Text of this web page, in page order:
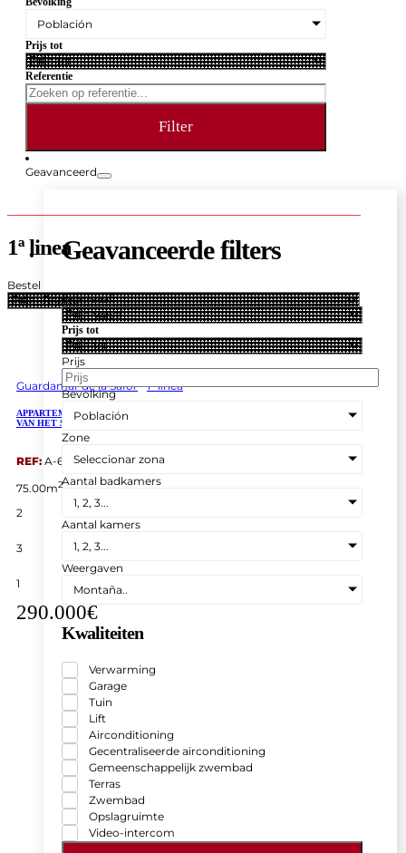
Población
Prijs tot
Referentie
Filter
Geavanceerd
Geavanceerde filters
Prijs vanaf
Prijs tot
Prijs
Bevolking
Población
Zone
Seleccionar zona
Aantal badkamers
1, 2, 3...
Aantal kamers
1, 2, 3...
Weergaven
Montaña..
Kwaliteiten
Verwarming
Garage
Tuin
Lift
Airconditioning
Gecentraliseerde airconditioning
Gemeenschappelijk zwembad
Terras
Zwembad
Opslagruimte
Video-intercom
1ª linea
Bestel
Guardamar de la Safor 1ª linea
APPARTEMENT MET VRIJ UITZICHT OP ZEE GELEGEN OP DE EERSTE LIJN
VAN HET STRAND IN GUARDAMAR.
REF: A-6807
75.00m2
2
3
1
290.000€